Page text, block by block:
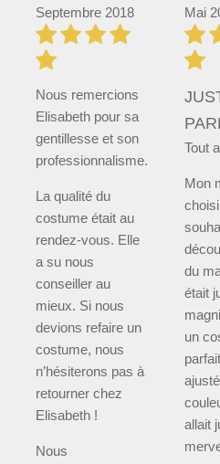
Septembre 2018
Nous remercions
Elisabeth pour sa
gentillesse et son
professionnalisme.
La qualité du
costume était au
rendez-vous. Elle
a su nous
conseiller au
mieux. Si nous
devions refaire un
costume, nous
n’hésiterons pas à
retourner chez
Elisabeth !
Nous
Mai
Tout
Mon
du
était
un
allait